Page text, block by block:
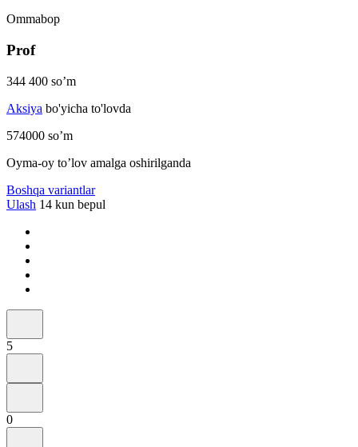
Ommabop
Prof
344 400 so’m
Aksiya bo'yicha to'lovda
574000 so’m
Oyma-oy to’lov amalga oshirilganda
Boshqa variantlar
Ulash 14 kun bepul
5
0